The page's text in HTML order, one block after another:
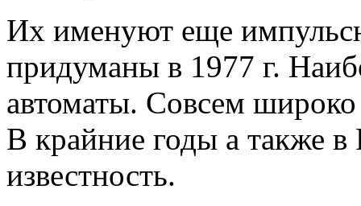
Их именуют еще
придуманы в 1977 г.
автоматы. Совсем
В крайние годы а также
известность.